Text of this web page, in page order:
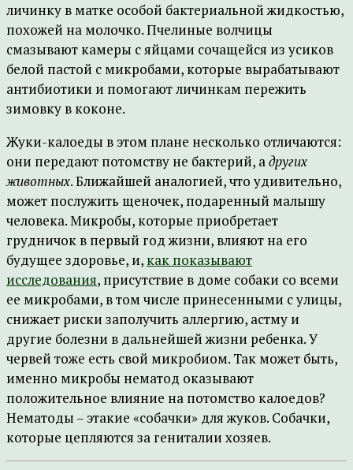
личинку в матке особой бактериальной жидкостью,
похожей на молочко. Пчелиные волчицы
смазывают камеры с яйцами сочащейся из усиков
белой пастой с микробами, которые вырабатывают
антибиотики и помогают личинкам пережить
зимовку в коконе.
Жуки-калоеды в этом плане несколько отличаются:
они передают потомству не бактерий, адругих
животных. Ближайшей аналогией, что удивительно,
может послужить щеночек, подаренный малышу
человека. Микробы, которые приобретает
грудничок в первый год жизни, влияют на его
будущее здоровье, и, как показывают
исследования, присутствие в доме собаки со всеми
ее микробами, в том числе принесенными с улицы,
снижает риски заполучить аллергию, астму и
другие болезни в дальнейшей жизни ребенка. У
червей тоже есть свой микробиом. Так может быть,
именно микробы нематод оказывают
положительное влияние на потомство калоедов?
Нематоды – этакие «собачки» для жуков. Собачки,
которые цепляются за гениталии хозяев.